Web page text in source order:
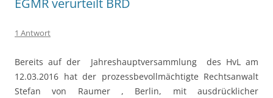
EGMR verurteilt BRD
1 Antwort
Bereits auf der Jahreshauptversammlung des HvL am
12.03.2016 hat der prozessbevollmächtigte Rechtsanwalt
Stefan von Raumer , Berlin, mit ausdrücklicher